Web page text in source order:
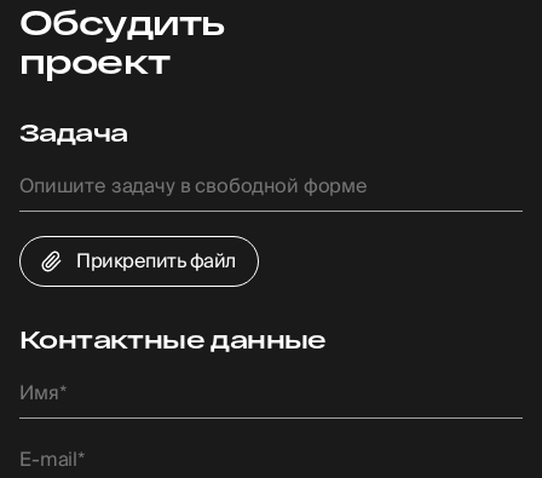
Обсудить
проект
Задача
Прикрепить файл
Контактные данные